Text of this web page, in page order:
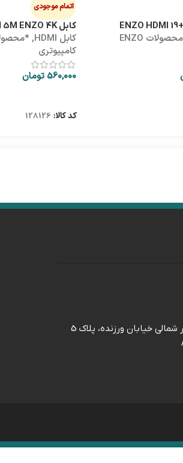
*محصولات ENZO
اتمام موجودی
کابل HDMI 5M ENZO 4K
کابل HDMI ,
کامپیوتری
560,000 تومان
کد کالا: 128126
تهران، خیابان بهار شمالی خيابان ورزنده، پلاک 5